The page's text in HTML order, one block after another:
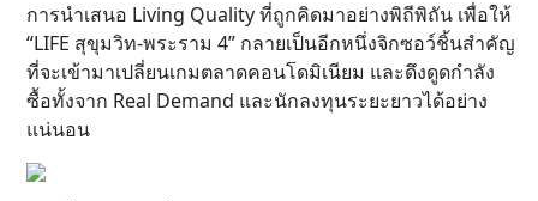
การนำเสนอ Living Quality ที่ถูกคิดมาอย่างพิถีพิถัน เพื่อให้
“LIFE สุขุมวิท-พระราม 4” กลายเป็นอีกหนึ่งจิกซอว์ชิ้นสำคัญ
ที่จะเข้ามาเปลี่ยนเกมตลาดคอนโดมิเนียม และดึงดูดกำลัง
ซื้อทั้งจาก Real Demand และนักลงทุนระยะยาวได้อย่าง
แน่นอน